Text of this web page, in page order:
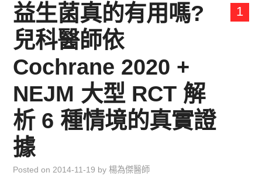
關於我：楊為傑醫師
兒童青少年成長專區
環遊世界行
直上雲霄去
我思故我在
1
益生菌真的有用嗎?
兒科醫師依
Cochrane 2020 +
NEJM 大型 RCT 解
析 6 種情境的真實證
據
Posted on 2014-11-19 by楊為傑醫師